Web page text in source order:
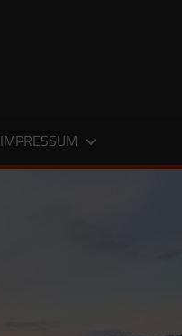
IMPRESSUM